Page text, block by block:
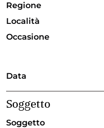
Regione
Località
Occasione
Data
Soggetto
Soggetto